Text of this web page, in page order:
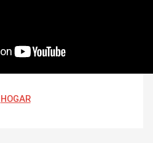
HOGAR